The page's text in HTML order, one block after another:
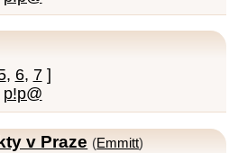
, 6, 7]
p!p@
v Praze (Emmitt)